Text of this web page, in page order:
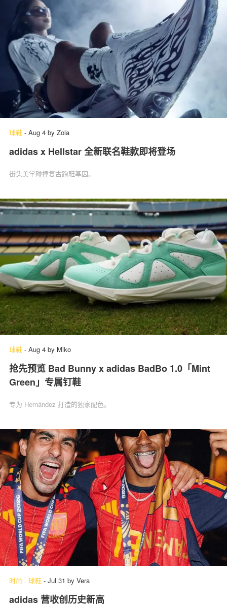
球鞋 - Aug 4 by Zola
adidas x Hellstar 全新联名鞋款即将登场
街头美学碰撞复古跑鞋基因。
球鞋 - Aug 4 by Miko
抢先预览 Bad Bunny x adidas BadBo 1.0「Mint
Green」专属钉鞋
专为 Hernández 打造的独家配色。
时尚 . 球鞋 - Jul 31 by Vera
adidas 营收创历史新高